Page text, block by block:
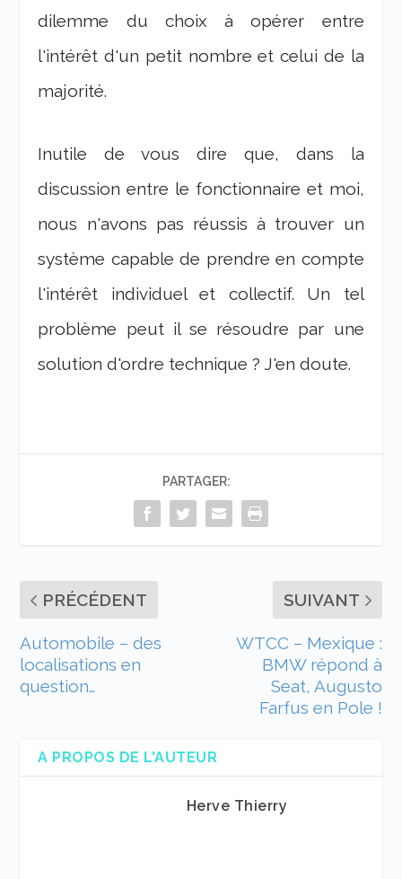
dilemme du choix à opérer entre
l'intérêt d'un petit nombre et celui de la
majorité.
Inutile de vous dire que, dans la
discussion entre le fonctionnaire et moi,
nous n'avons pas réussis à trouver un
système capable de prendre en compte
l'intérêt individuel et collectif. Un tel
problème peut il se résoudre par une
solution d'ordre technique ? J'en doute.
PARTAGER:
PRÉCÉDENT
Automobile – des
localisations en
question…
SUIVANT
WTCC – Mexique :
BMW répond à
Seat, Augusto
Farfus en Pole !
A PROPOS DE L'AUTEUR
Herve Thierry